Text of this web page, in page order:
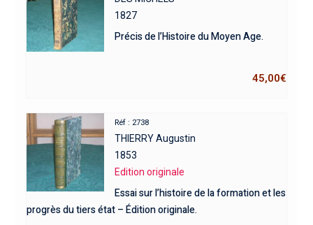
1827
Précis de l’Histoire du Moyen Age.
45,00€
Réf : 2738
THIERRY Augustin
1853
Edition originale
Essai sur l’histoire de la formation et les
progrès du tiers état – Édition originale.